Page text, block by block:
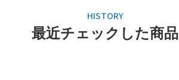
最近チェックした商品